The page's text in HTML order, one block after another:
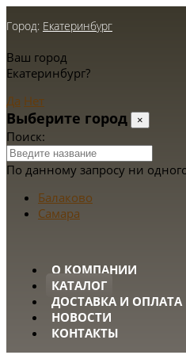
Город: Екатеринбург
Ваш город
Екатеринбург?
Да Нет
Выберите город ×
Поиск:
По данному запросу ни
Балаково
Самара
О КОМПАНИИ
КАТАЛОГ
ДОСТАВКА И ОПЛАТА
НОВОСТИ
КОНТАКТЫ